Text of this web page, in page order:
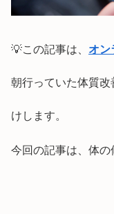
💡この記事は、 オン
朝行っていた体質
けします。
今回の記事は、体の